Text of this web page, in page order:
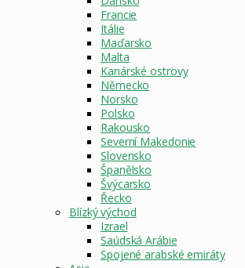
Francie
Itálie
Maďarsko
Malta
Kanárské ostrovy
Německo
Norsko
Polsko
Rakousko
Severní Makedonie
Slovensko
Španělsko
Švýcarsko
Řecko
Blízký východ
Izrael
Saúdská Arábie
Spojené arabské emiráty